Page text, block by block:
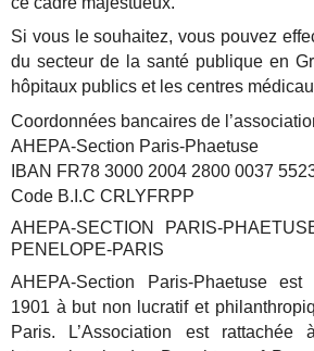
Si vous le souhaitez, vous pouvez
du secteur de la santé publique en
hôpitaux publics et les centres
Coordonnées bancaires de
AHEPA-Section Paris-Phaetuse
IBAN FR78 3000 2004 2800 0037
Code B.I.C CRLYFRPP
AHEPA-SECTION PARIS-
PENELOPE-PARIS
AHEPA-Section Paris-Phaetuse
1901 à but non lucratif et
Paris. L’Association est